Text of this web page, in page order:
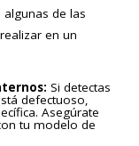
de las
en un
Si detectas
defectuoso,
Asegúrate
tu modelo de